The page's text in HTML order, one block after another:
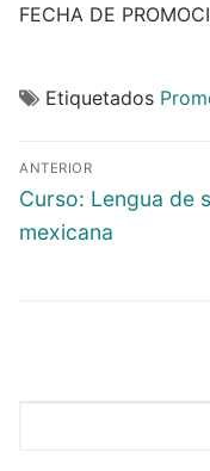
FECHA DE
Etiquetados
ANTERIOR
Curso: Lengua de
mexicana